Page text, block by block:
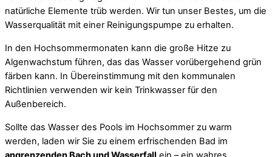
natürliche Elemente trüb werden. Wir tun unser Bestes, um die
Wasserqualität mit einer Reinigungspumpe zu erhalten.
In den Hochsommermonaten kann die große Hitze zu
Algenwachstum führen, das das Wasser vorübergehend grün
färben kann. In Übereinstimmung mit den kommunalen
Richtlinien verwenden wir kein Trinkwasser für den
Außenbereich.
Sollte das Wasser des Pools im Hochsommer zu warm
werden, laden wir Sie zu einem erfrischenden Bad im